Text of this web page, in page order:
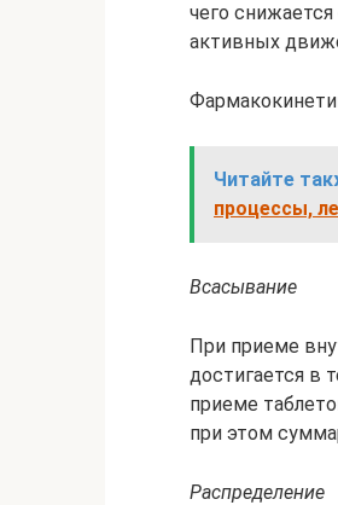
чего
активных
Читайте
процессы,
Всасывание
При приеме
достигается в
приеме
при этом
Распределение